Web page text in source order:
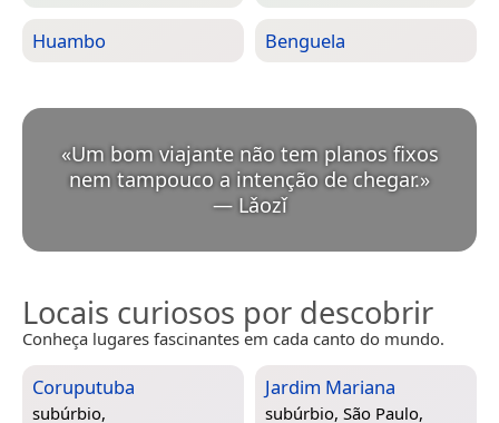
Huambo Benguela
«Um bom viajante não tem planos fixos
nem tampouco a intenção de chegar.
— Lǎozǐ
Locais curiosos por descobrir
Conheça lugares fascinantes em cada canto do mundo.
Coruputuba
subúrbio,
Jardim Mariana
subúrbio, São Paulo,